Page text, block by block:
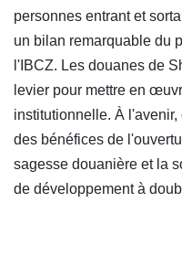
personnes entrant et
un bilan remarquable du
l'IBCZ. Les douanes de
levier pour mettre en
institutionnelle. À
des bénéfices de
sagesse douanière et la
de développement à